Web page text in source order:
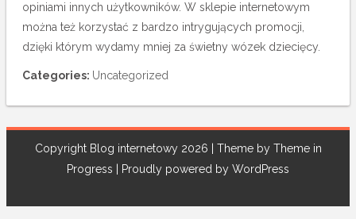
opiniami innych użytkowników. W sklepie internetowym
można też korzystać z bardzo intrygujących promocji,
dzięki którym wydamy mniej za świetny wózek dziecięcy.
Categories: Uncategorized
Copyright Blog internetowy 2026 | Theme by Theme in
Progress
Proudly powered by WordPress